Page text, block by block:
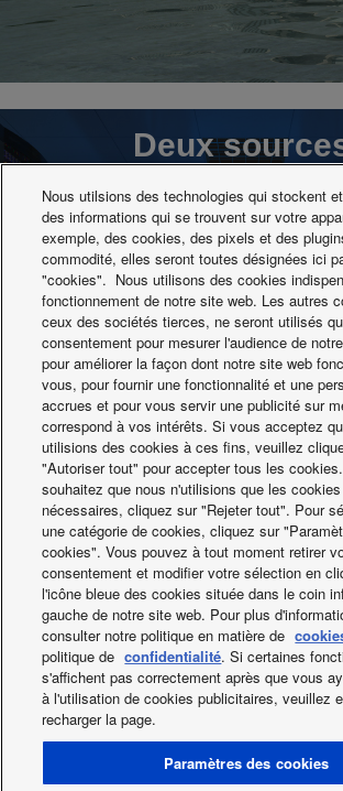
Deux
Système à double
Facebook Instagram
Nous utilsions des technologies qui stockent
des informations qui se trouvent sur votre
exemple, des cookies, des pixels et des
commodité, elles seront toutes désignées ici
"cookies". Nous utilisons des cookies
fonctionnement de notre site web. Les autres
ceux des sociétés tierces, ne seront utilisés
consentement pour mesurer l'audience de
pour améliorer la façon dont notre site web
vous, pour fournir une fonctionnalité et une
accrues et pour vous servir une publicité sur
correspond à vos intérêts. Si vous acceptez
utilisions des cookies à ces fins, veuillez
"Autoriser tout" pour accepter tous les
souhaitez que nous n'utilisions que les
nécessaires, cliquez sur "Rejeter tout". Pour
une catégorie de cookies, cliquez sur
cookies". Vous pouvez à tout moment retirer
consentement et modifier votre sélection en
l'icône bleue des cookies située dans le coin
gauche de notre site web. Pour plus
consulter notre politique en matière de
politique de confidentialité. Si certaines
s'affichent pas correctement après que vous
à l'utilisation de cookies publicitaires, veuillez
recharger la page.
Paramètres des cookies